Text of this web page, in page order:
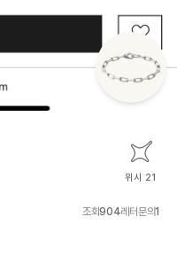
위시 21
조회904레터문의1